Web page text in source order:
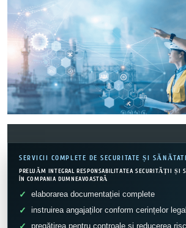
SERVICII COMPLETE DE SECURITATE ȘI
PRELUĂM INTEGRAL RESPONSABILITATEA SECURITĂȚII
ÎN COMPANIA DUMNEAVOASTRĂ
elaborarea documentației complete
instruirea angajaților conform cerințelor
pregătirea pentru controale și reducerea